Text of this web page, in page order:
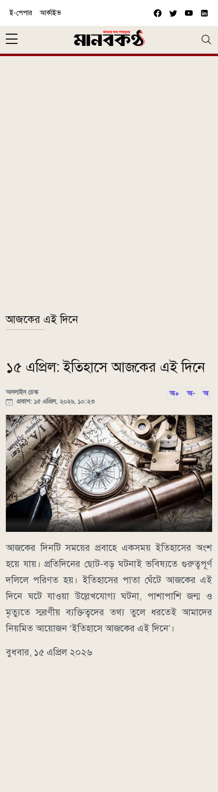
ই-পেপার আর্কাইভ
আজকের এই দিনে
১৫ এপ্রিল: ইতিহাসে আজকের এই দিনে
অনলাইন ডেস্ক
প্রকাশ: ১৫ এপ্রিল, ২০২৬, ১০:২৩
অ+ অ- অ
আজকের দিনটি সময়ের প্রবাহে একসময় ইতিহাসের অংশ
হয়ে যায়। প্রতিদিনের ছোট-বড় ঘটনাই ভবিষ্যতে গুরুত্বপূর্ণ
দলিলে পরিণত হয়। ইতিহাসের পাতা ঘেঁটে আজকের এই
দিনে ঘটে যাওয়া উল্লেখযোগ্য ঘটনা, পাশাপাশি জন্ম ও
মৃত্যুতে স্মরণীয় ব্যক্তিত্বদের তথ্য তুলে ধরতেই আমাদের
নিয়মিত আয়োজন ‘ইতিহাসে আজকের এই দিনে’।
বুধবার, ১৫ এপ্রিল ২০২৬